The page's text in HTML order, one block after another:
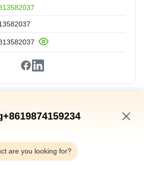
Быстрые Связи
Продукты
О Нас
are you looking for?